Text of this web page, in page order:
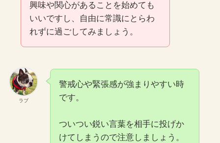
興味や関心があることを始めても
いいですし、自由に常識にとらわ
れずに過ごしてみましょう。
ラブ
警戒心や緊張感が強まりやすい時
です。
ついつい鋭い言葉を相手に投げか
けてしまうので注意しましょう。